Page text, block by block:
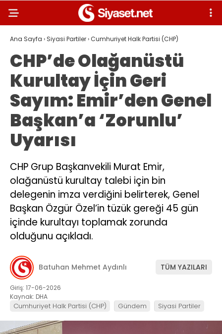
Ana Sayfa › Siyasi Partiler›Cumhuriyet Halk Partisi (CHP)
CHP’de Olağanüstü
Kurultay İçin Geri
Sayım: Emir’den Genel
Başkan’a ‘Zorunlu’
Uyarısı
CHP Grup Başkanvekili Murat Emir,
olağanüstü kurultay talebi için bin
delegenin imza verdiğini belirterek, Genel
Başkan Özgür Özel’in tüzük gereği 45 gün
içinde kurultayı toplamak zorunda
olduğunu açıkladı.
Batuhan Mehmet Aydınlı TÜM YAZILARI
Giriş: 17-06-2026
Kaynak: DHA
Cumhuriyet Halk Partisi (CHP) Gündem Siyasi Partiler